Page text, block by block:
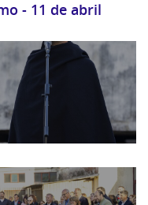
- 11 de abril